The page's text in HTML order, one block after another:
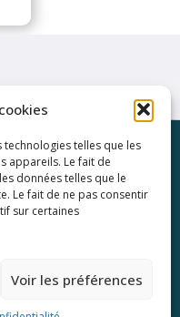
telles que les
appareils. Le fait de
données telles que le
Le fait de ne pas consentir
sur certaines
Voir les préférences